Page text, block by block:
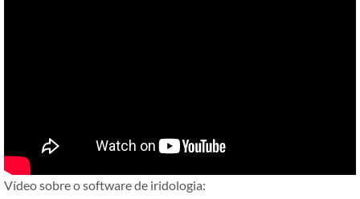
Vídeo sobre o software de iridologia: